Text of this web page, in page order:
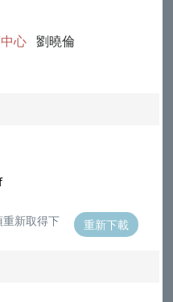
心 劉曉倫
新取得下
重新下載